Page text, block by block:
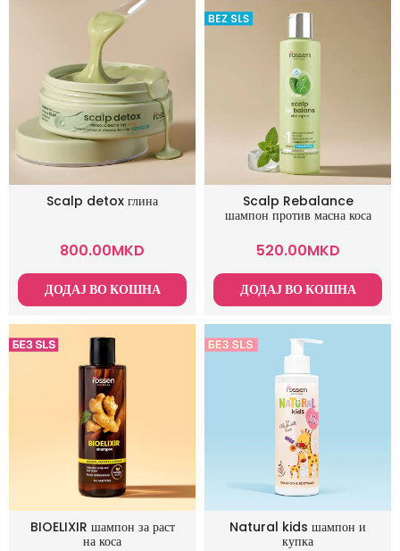
Scalp detox глина
800.00MKD
ДОДАЈ ВО КОШНА
Scalp Rebalance
шампон против масна коса
520.00MKD
ДОДАЈ ВО КОШНА
BIOELIXIR шампон за раст
на коса
Natural kids шампон и
купка